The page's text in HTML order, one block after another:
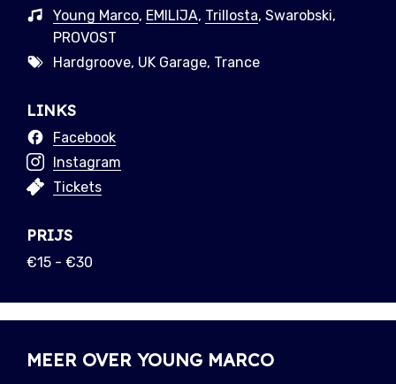
Young Marco, EMILIJA, Trillosta, Swarobski,
PROVOST
Hardgroove, UK Garage, Trance
LINKS
Facebook
Instagram
Tickets
PRIJS
€15 - €30
MEER OVER YOUNG MARCO